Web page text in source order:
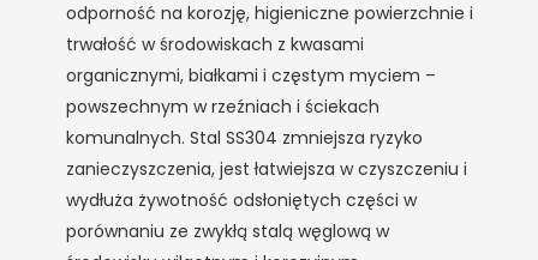
odporność na korozję, higieniczne powierzchnie i
trwałość w środowiskach z kwasami
organicznymi, białkami i częstym myciem –
powszechnym w rzeźniach i ściekach
komunalnych. Stal SS304 zmniejsza ryzyko
zanieczyszczenia, jest łatwiejsza w czyszczeniu i
wydłuża żywotność odsłoniętych części w
porównaniu ze zwykłą stalą węglową w